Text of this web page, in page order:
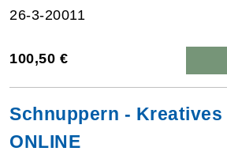
26-3-20011
100,50 €
Schnuppern - Kreatives
ONLINE